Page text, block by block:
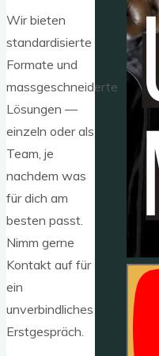
Wir bieten
standardisierte
Formate und
massgeschneiderte
Lösungen —
einzeln oder als
Team, je
nachdem was
für dich am
besten passt.
Nimm gerne
Kontakt auf für
ein
unverbindliches
Erstgespräch.